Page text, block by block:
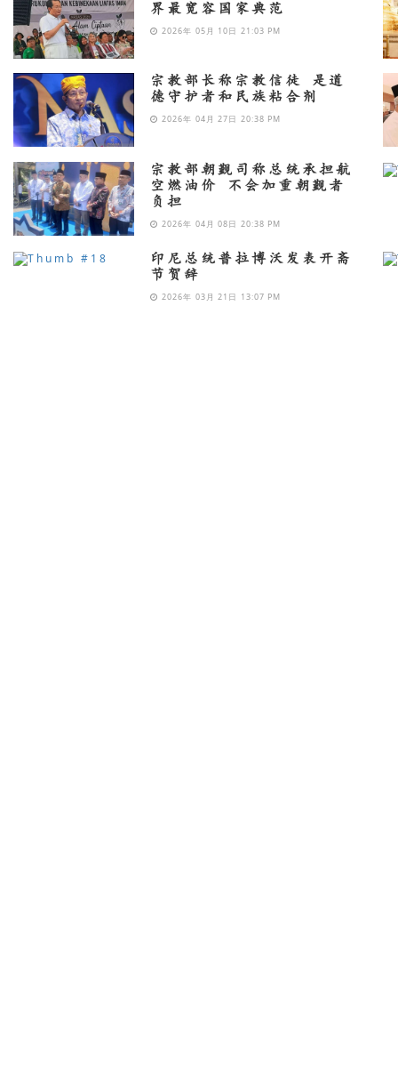
界最宽容国家典范
2026年 05月 10日 21:03 PM
宗教部长称宗教信徒 是道
德守护者和民族粘合剂
2026年 04月 27日 20:38 PM
宗教部朝觐司称总统承担航
空燃油价 不会加重朝觐者
负担
2026年 04月 08日 20:38 PM
印尼总统普拉博沃发表开斋
节贺辞
2026年 03月 21日 13:07 PM